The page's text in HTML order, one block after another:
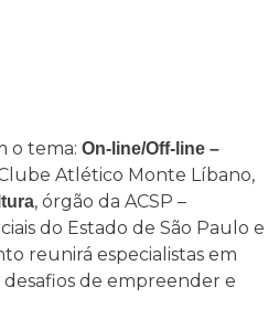
o tema: On-line/Off-line –
Atlético Monte Líbano,
, órgão da ACSP –
do Estado de São Paulo e
reunirá especialistas em
de empreender e